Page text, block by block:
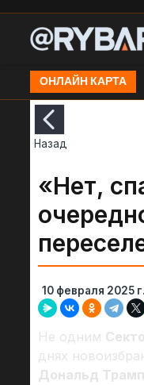
ОНЛАЙН КАРТА
Удар
Назад
«Нет,
10 февраля 2025 г.
Не одним
днях
Дональд Трамп